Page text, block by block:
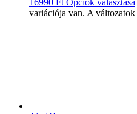
variációja van. A